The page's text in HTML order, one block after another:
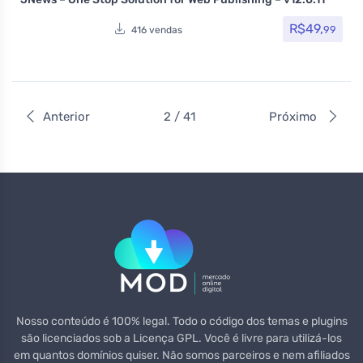
416 vendas R$49,99
Anterior 2 / 41 Próximo
Nosso conteúdo é 100% legal. Todo o código dos temas e plugins
são licenciados sob a Licença GPL. Você é livre para utilizá-los
em quantos domínios quiser. Não somos parceiros e nem afiliados